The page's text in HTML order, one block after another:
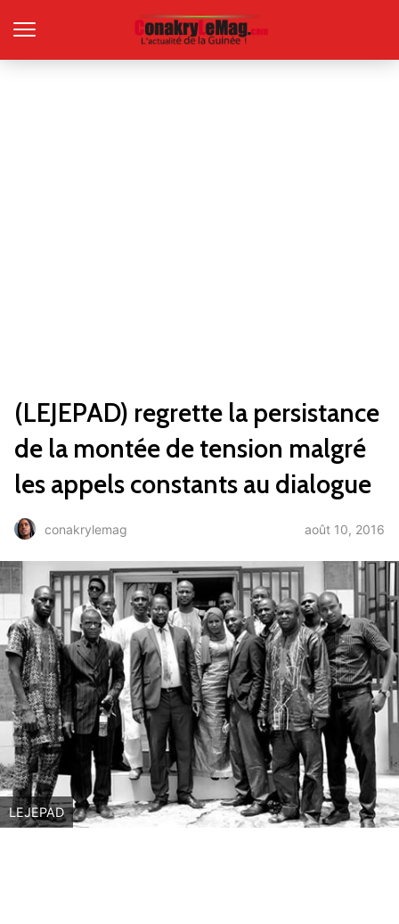
(LEJEPAD) regrette la persistance
de la montée de tension malgré
les appels constants au dialogue
conakrylemag août 10, 2016
LEJEPAD